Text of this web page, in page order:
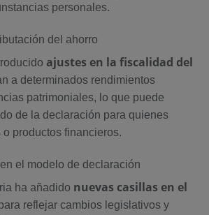
personales.
del ahorro
ajustes en la fiscalidad del
a determinados rendimientos
patrimoniales, lo que puede
de la declaración para quienes
productos financieros.
el modelo de declaración
ha añadido nuevas casillas en el
reflejar cambios legislativos y